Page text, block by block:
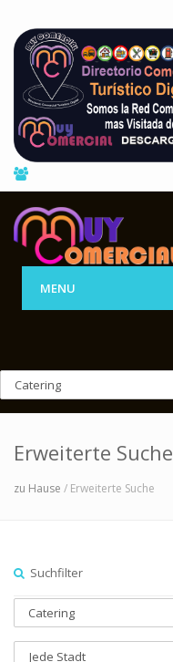
MENU
Erweiterte Suche
zu Hause / Erweiterte Suche
Suchfilter